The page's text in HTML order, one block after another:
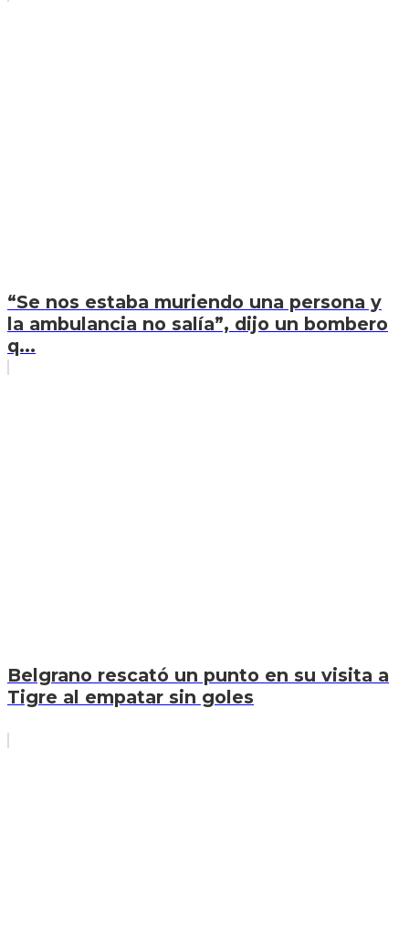
“Se nos estaba muriendo una persona y
la ambulancia no salía”, dijo un bombero
q...
Belgrano rescató un punto en su visita a
Tigre al empatar sin goles